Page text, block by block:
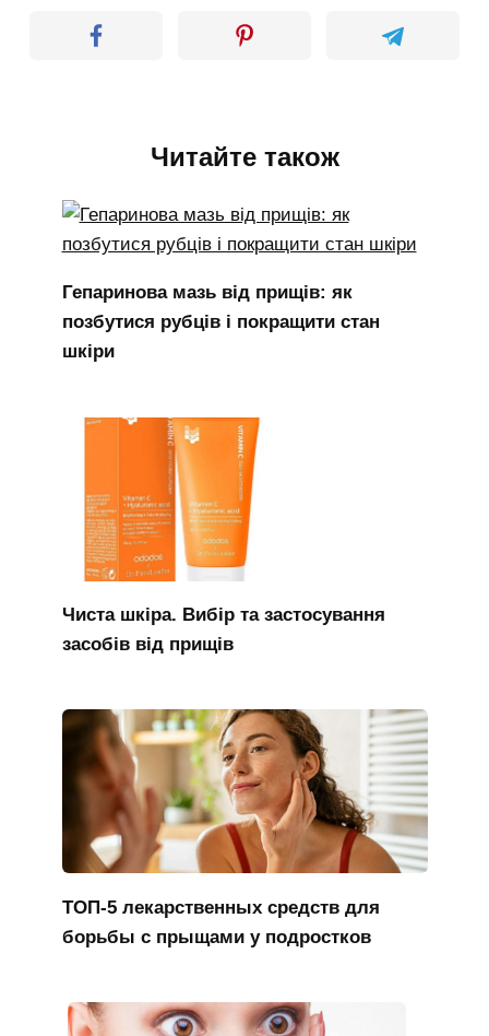
Читайте також
Гепаринова мазь від прищів: як
позбутися рубців і покращити стан
шкіри
Чиста шкіра. Вибір та застосування
засобів від прищів
ТОП-5 лекарственных средств для
борьбы с прыщами у подростков